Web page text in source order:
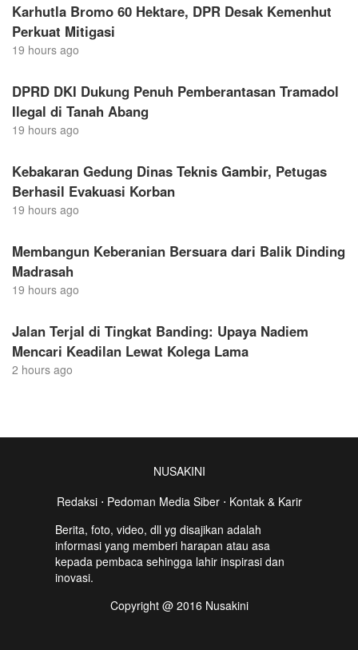
Karhutla Bromo 60 Hektare, DPR Desak Kemenhut
Perkuat Mitigasi
19 hours ago
DPRD DKI Dukung Penuh Pemberantasan Tramadol
Ilegal di Tanah Abang
19 hours ago
Kebakaran Gedung Dinas Teknis Gambir, Petugas
Berhasil Evakuasi Korban
19 hours ago
Membangun Keberanian Bersuara dari Balik Dinding
Madrasah
19 hours ago
Jalan Terjal di Tingkat Banding: Upaya Nadiem
Mencari Keadilan Lewat Kolega Lama
2 hours ago
NUSAKINI
Redaksi⋅ Pedoman Media Siber⋅ Kontak & Karir
Berita, foto, video, dll yg disajikan adalah
informasi yang memberi harapan atau asa
kepada pembaca sehingga lahir inspirasi dan
inovasi.
Copyright @ 2016 Nusakini